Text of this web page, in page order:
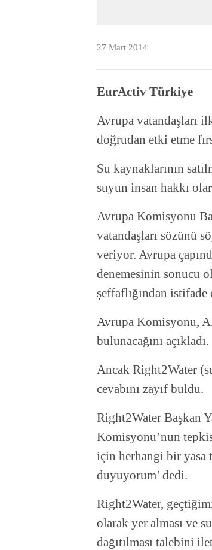
27 Mart 2014
EurActiv Türkiye
Avrupa vatandaşları
doğrudan etki etme
Su kaynaklarının
suyun insan hakkı
Avrupa Komisyonu
vatandaşları sözünü
veriyor. Avrupa
denemesinin sonucu
şeffaflığından istifade
Avrupa Komisyonu,
bulunacağını açıkladı.
Ancak Right2Water
cevabını zayıf buldu.
Right2Water Başkan
Komisyonu’nun
için herhangi bir yasa
duyuyorum’ dedi.
Right2Water,
olarak yer alması ve
dağıtılması talebini